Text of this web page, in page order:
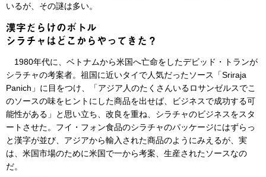
いるが、その謎は多い。
漢字だらけのボトル
シラチャはどこからやってきた？
1980年代に、ベトナムから米国へ亡命をしたデビッド・トランが
シラチャの考案者。祖国に近いタイで人気だったソース「Sriraja
Panich」に目をつけ、「アジア人のたくさんいるロサンゼルスでこ
のソースの味をヒントにした商品を出せば、ビジネスで成功する可
能性がある」と思い立ち、改良を重ね、シラチャのビジネスをスタ
ートさせた。フイ・フォン食品のシラチャのパッケージにはずらっ
と漢字が並び、アジアから輸入された商品のようにみえるが、実
は、米国市場のために米国で一から考案、生産されたソースなの
だ。